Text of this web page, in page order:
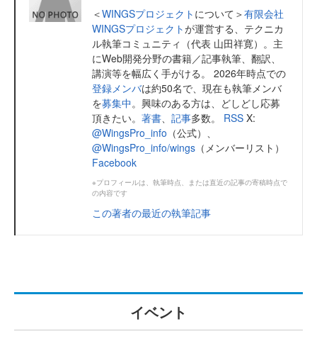
＜WINGSプロジェクト について＞有限会社
WINGSプロジェクトが運営する、テクニカ
ル執筆コミュニティ（代表 山田祥寛）。主
にWeb開発分野の書籍／記事執筆、翻訳、
講演等を幅広く手がける。 2026年時点での
登録メンバは約50名で、現在も執筆メンバ
を募集中。興味のある方は、どしどし応募
頂きたい。 著書、 記事多数。 RSS X:
@WingsPro_info （公式）、
@WingsPro_info/wings （メンバーリスト）
Facebook
※プロフィールは、執筆時点、または直近の記事の寄稿時点で
の内容です
この著者の最近の執筆記事
イベント